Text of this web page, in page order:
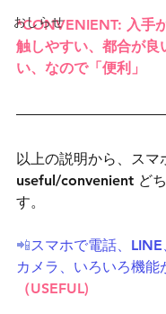
おしらせ
*CONVENIENT: 入手
触しやすい、都合が良
い、なので「便利」
以上の説明から、スマ
useful/convenient ど
す。
📲スマホで電話、LINE
カメラ、いろいろ機能
（USEFUL)